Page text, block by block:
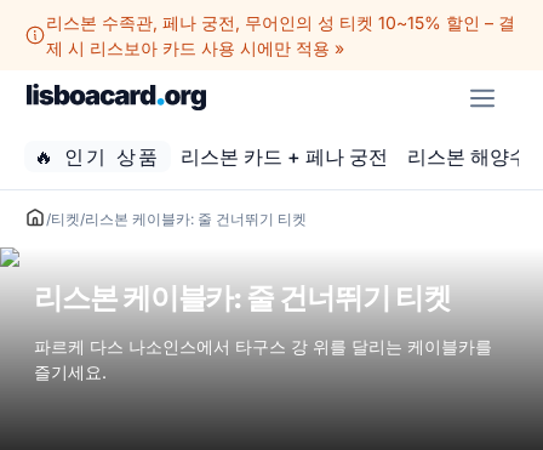
뛰
리스본 수족관, 페나 궁전, 무어인의 성 티켓 10~15% 할인 – 결
제 시 리스보아 카드 사용 시에만 적용 »
메
🔥 인기 상품 리스본 카드 + 페나 궁전 리스본 해양수
/티켓/리스본 케이블카: 줄 건너뛰기 티켓
리스본 케이블카: 줄 건너뛰기 티켓
파르케 다스 나소인스에서 타구스 강 위를 달리는 케이블카를
즐기세요.